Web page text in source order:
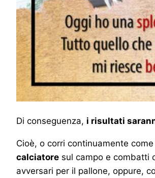
Di conseguenza, i risultati
Cioè, o corri continuamente come
calciatore sul campo e combatti
avversari per il pallone, oppure,